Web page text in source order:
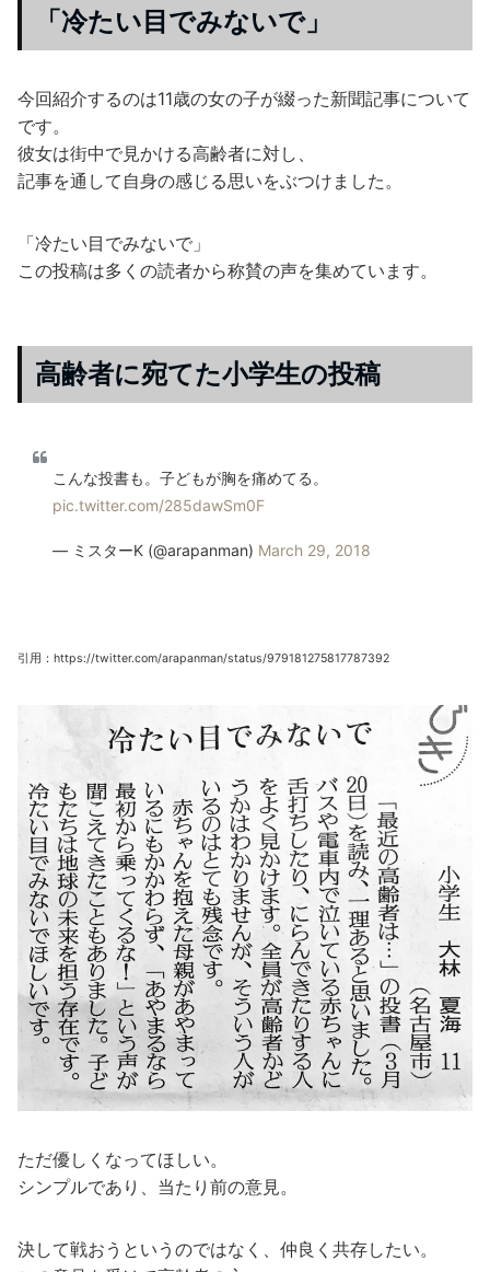
「冷たい目でみないで」
今回紹介するのは11歳の女の子が綴った新聞記事について
です。
彼女は街中で見かける高齢者に対し、
記事を通して自身の感じる思いをぶつけました。
「冷たい目でみないで」
この投稿は多くの読者から称賛の声を集めています。
高齢者に宛てた小学生の投稿
こんな投書も。子どもが胸を痛めてる。
pic.twitter.com/285dawSm0F
— ミスターK (@arapanman) March 29, 2018
引用：https://twitter.com/arapanman/status/979181275817787392
ただ優しくなってほしい。
シンプルであり、当たり前の意見。
決して戦おうというのではなく、仲良く共存したい。